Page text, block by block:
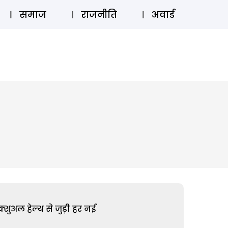
लॉग इन ⚲ SUBSCRIBE
समाज राजनीति अवार्ड
हेल्थ से जुड़ी हर नई